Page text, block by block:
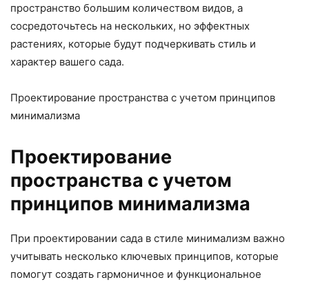
пространство большим количеством видов, а
сосредоточьтесь на нескольких, но эффектных
растениях, которые будут подчеркивать стиль и
характер вашего сада.
Проектирование пространства с учетом принципов
минимализма
Проектирование
пространства с учетом
принципов минимализма
При проектировании сада в стиле минимализм важно
учитывать несколько ключевых принципов, которые
помогут создать гармоничное и функциональное